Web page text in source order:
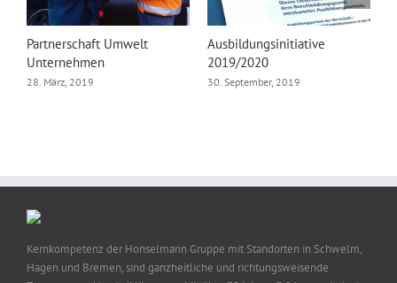
Partnerschaft Umwelt
Unternehmen
28. März, 2019
Ausbildungsinitiative
2019/2020
30. September, 2019
Kernkompetenz der Honselmann Gruppe mit Standorten in Schwelm,
Hagen und Bremen, sind ganzheitliche und richtungsweisende